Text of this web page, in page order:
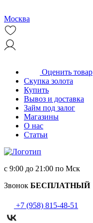
Москва
Оценить товар
Скупка золота
Купить
Вывоз и доставка
Займ под залог
Магазины
О нас
Статьи
с 9:00 до 21:00 по Мск
Звонок БЕСПЛАТНЫЙ
+7 (958) 815-48-51